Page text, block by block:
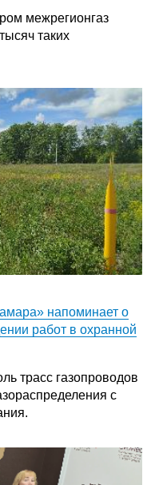
межрегионгаз
таких
напоминает о
работ в охранной
трасс газопроводов
с